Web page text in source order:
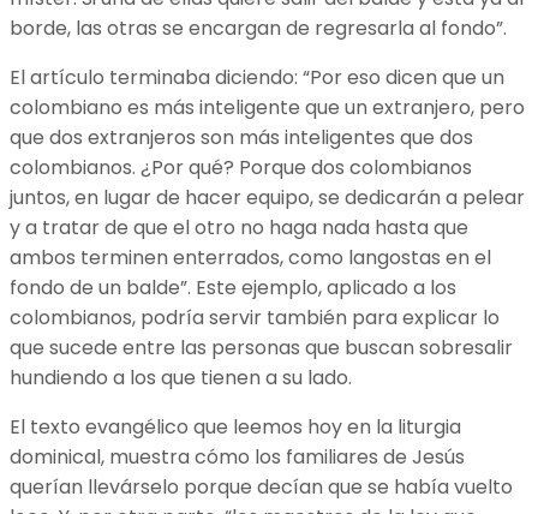
borde, las otras se encargan de regresarla al fondo”.
El artículo terminaba diciendo: “Por eso dicen que un
colombiano es más inteligente que un extranjero, pero
que dos extranjeros son más inteligentes que dos
colombianos. ¿Por qué? Porque dos colombianos
juntos, en lugar de hacer equipo, se dedicarán a pelear
y a tratar de que el otro no haga nada hasta que
ambos terminen enterrados, como langostas en el
fondo de un balde”. Este ejemplo, aplicado a los
colombianos, podría servir también para explicar lo
que sucede entre las personas que buscan sobresalir
hundiendo a los que tienen a su lado.
El texto evangélico que leemos hoy en la liturgia
dominical, muestra cómo los familiares de Jesús
querían llevárselo porque decían que se había vuelto